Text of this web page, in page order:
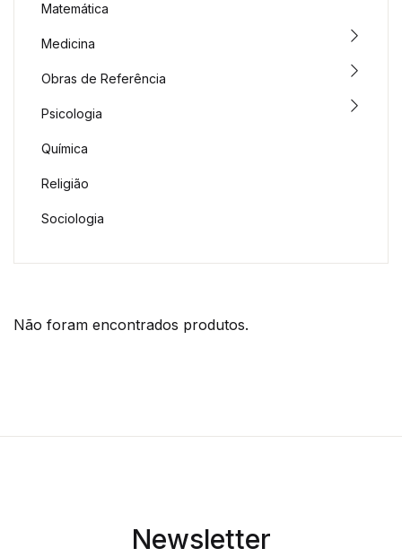
Não foram encontrados produtos.
Matemática
Medicina
Obras de Referência
Psicologia
Química
Religião
Sociologia
Newsletter